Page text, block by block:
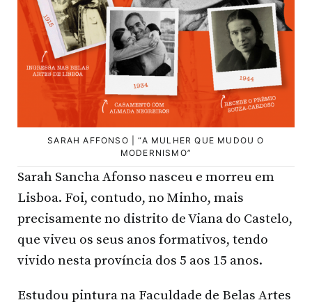
SARAH AFFONSO | “A MULHER QUE MUDOU O
MODERNISMO”
Sarah Sancha Afonso nasceu e morreu em
Lisboa. Foi, contudo, no Minho, mais
precisamente no distrito de Viana do Castelo,
que viveu os seus anos formativos, tendo
vivido nesta província dos 5 aos 15 anos.
Estudou pintura na Faculdade de Belas Artes